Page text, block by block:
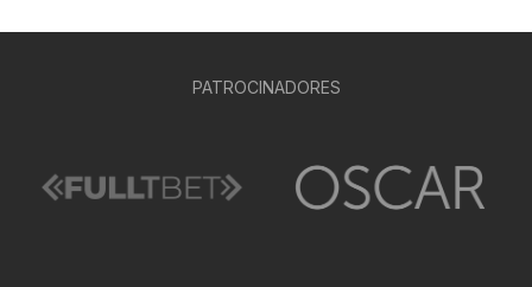
PATROCINADORES